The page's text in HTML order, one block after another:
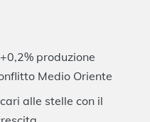
produzione
Medio Oriente
alle stelle con il